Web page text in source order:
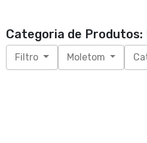
Categoria de Produtos:
Filtro Moletom